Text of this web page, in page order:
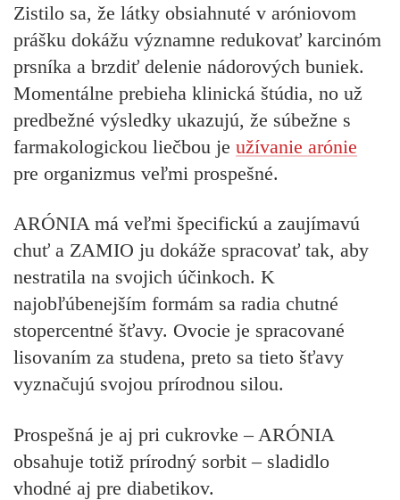
Zistilo sa, že látky obsiahnuté v aróniovom
prášku dokážu významne redukovať karcinóm
prsníka a brzdiť delenie nádorových buniek.
Momentálne prebieha klinická štúdia, no už
predbežné výsledky ukazujú, že súbežne s
farmakologickou liečbou je užívanie arónie
pre organizmus veľmi prospešné.
ARÓNIA má veľmi špecifickú a zaujímavú
chuť a ZAMIO ju dokáže spracovať tak, aby
nestratila na svojich účinkoch. K
najobľúbenejším formám sa radia chutné
stopercentné šťavy. Ovocie je spracované
lisovaním za studena, preto sa tieto šťavy
vyznačujú svojou prírodnou silou.
Prospešná je aj pri cukrovke – ARÓNIA
obsahuje totiž prírodný sorbit – sladidlo
vhodné aj pre diabetikov.